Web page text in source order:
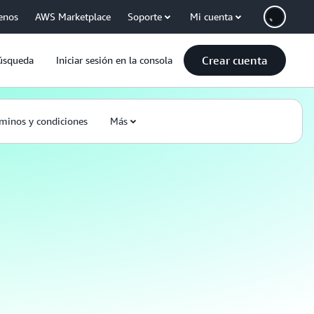
AWS Marketplace Soporte Mi cuenta
Iniciar sesión en la consola Crear cuenta
y condiciones Más